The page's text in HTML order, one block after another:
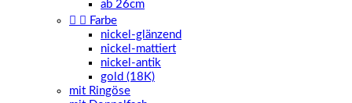
ab 26cm
  Farbe
nickel-glänzend
nickel-mattiert
nickel-antik
gold (18K)
mit Ringöse